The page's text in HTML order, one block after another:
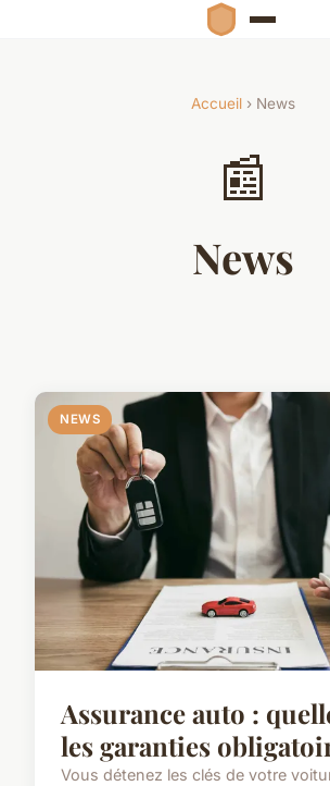
Accueil › News
📰
News
NEWS
Assurance auto :
les garanties
Vous détenez les clés de votre